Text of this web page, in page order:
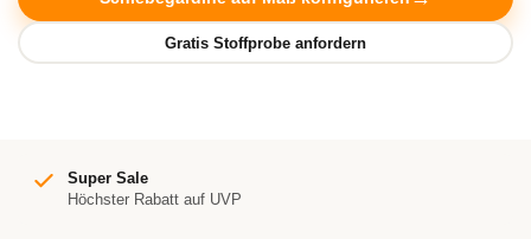
Super Sale
Höchster Rabatt auf UVP